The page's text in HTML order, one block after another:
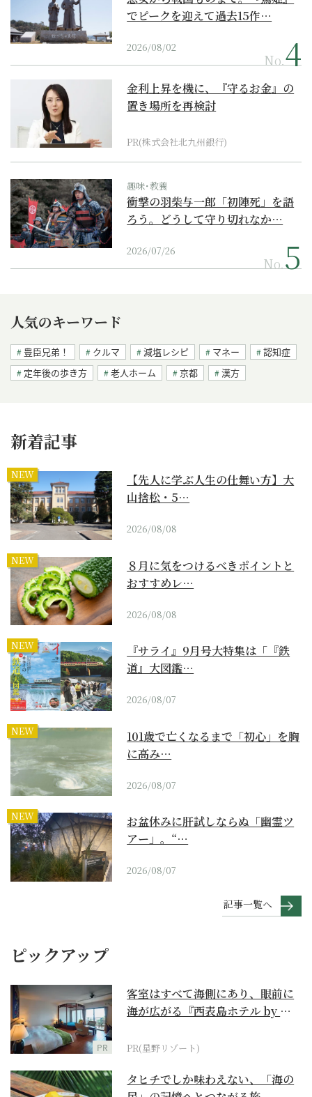
でピークを迎えて過去15作…
2026/08/02
No.
金利上昇を機に、『守るお金』の
置き場所を再検討
PR(株式会社北九州銀行)
趣味･教養
衝撃の羽柴与一郎「初陣死」を語
ろう。どうして守り切れなか…
2026/07/26
No.
人気のキーワード
豊臣兄弟！ クルマ 減塩レシピ マネー
認知症
定年後の歩き方
老人ホーム 京都 漢方
新着記事
NEW
【先人に学ぶ人生の仕舞い方】大
山捨松・5…
2026/08/08
NEW
８月に気をつけるべきポイントと
おすすめレ…
2026/08/08
NEW
『サライ』9月号大特集は「『鉄
道』大図鑑…
2026/08/07
NEW
101歳で亡くなるまで「初心」を胸
に高み…
2026/08/07
NEW
お盆休みに肝試しならぬ「幽霊ツ
アー」。“…
2026/08/07
記事一覧へ
ピックアップ
PR
客室はすべて海側にあり、眼前に
海が広がる『西表島ホテル by 星
PR(星野リゾート)
タヒチでしか味わえない、「海の